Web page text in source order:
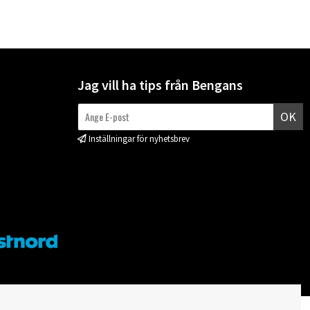
Jag vill ha tips från Bengans
OK
Inställningar för nyhetsbrev